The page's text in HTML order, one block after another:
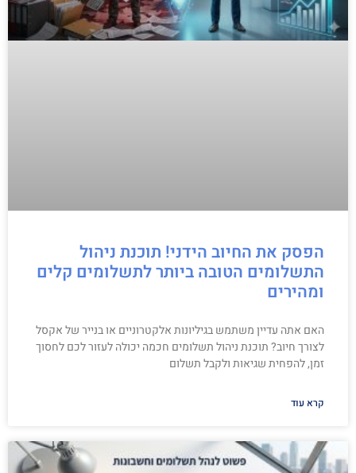
הפסק את החיוב הידני! תוכנת ניהול
התשלומים הטובה ביותר לתשלומים קלים
ומהירים
האם אתה עדיין משתמש בגיליונות אלקטרוניים או בנייר של אקסל
לצורך חיוב? תוכנת ניהול תשלומים חכמה יכולה לעזור לכם לחסוך
זמן, להפחית שגיאות ולקבל תשלום
קרא עוד